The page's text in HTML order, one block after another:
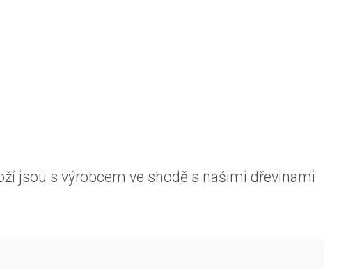
jsou s výrobcem ve shodě s našimi dřevinami